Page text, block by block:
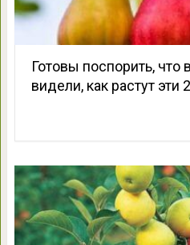
Готовы поспорить, что
видели, как растут эти